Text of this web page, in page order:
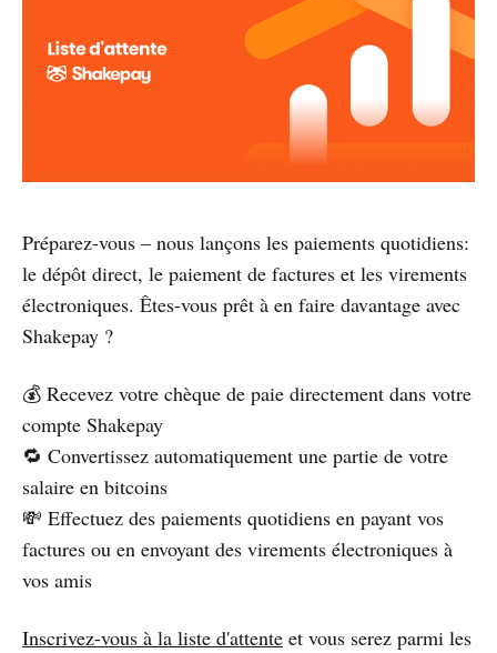
Préparez-vous – nous lançons les paiements quotidiens:
le dépôt direct, le paiement de factures et les virements
électroniques. Êtes-vous prêt à en faire davantage avec
Shakepay ?
💰 Recevez votre chèque de paie directement dans votre
compte Shakepay
🔁 Convertissez automatiquement une partie de votre
salaire en bitcoins
💸 Effectuez des paiements quotidiens en payant vos
factures ou en envoyant des virements électroniques à
vos amis
Inscrivez-vous à la liste d'attente et vous serez parmi les